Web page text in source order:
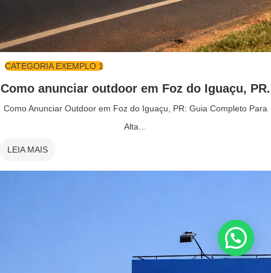
CATEGORIA EXEMPLO 1
Como anunciar outdoor em Foz do Iguaçu, PR.
Como Anunciar Outdoor em Foz do Iguaçu, PR: Guia Completo Para
Alta…
LEIA MAIS